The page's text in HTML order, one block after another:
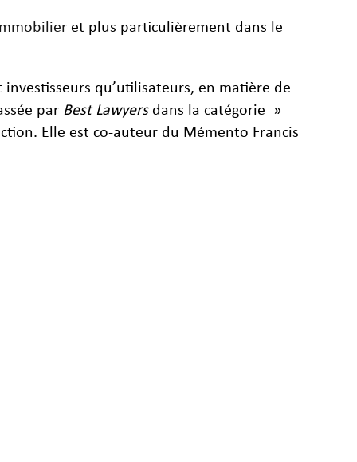
et plus particulièrement dans le
qu’utilisateurs, en matière de
par Best Lawyersdans la catégorie »
Elle est co-auteur du Mémento Francis